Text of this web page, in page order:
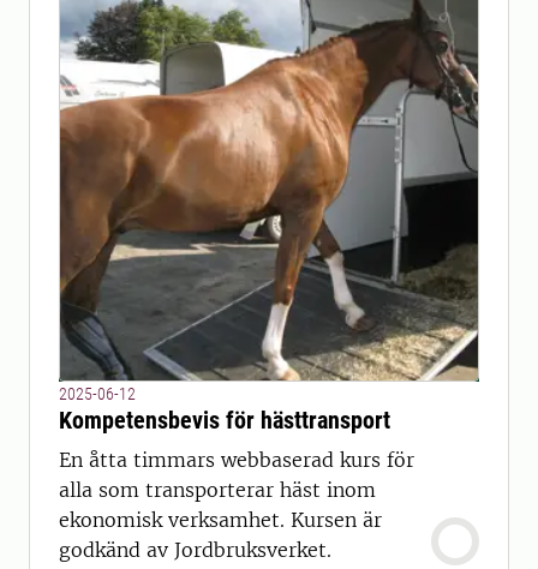
2025-06-12
Kompetensbevis för hästtransport
En åtta timmars webbaserad kurs för
alla som transporterar häst inom
ekonomisk verksamhet. Kursen är
godkänd av Jordbruksverket.